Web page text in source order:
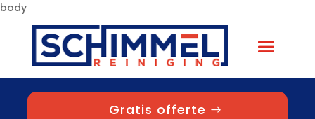
body
Gratis offerte